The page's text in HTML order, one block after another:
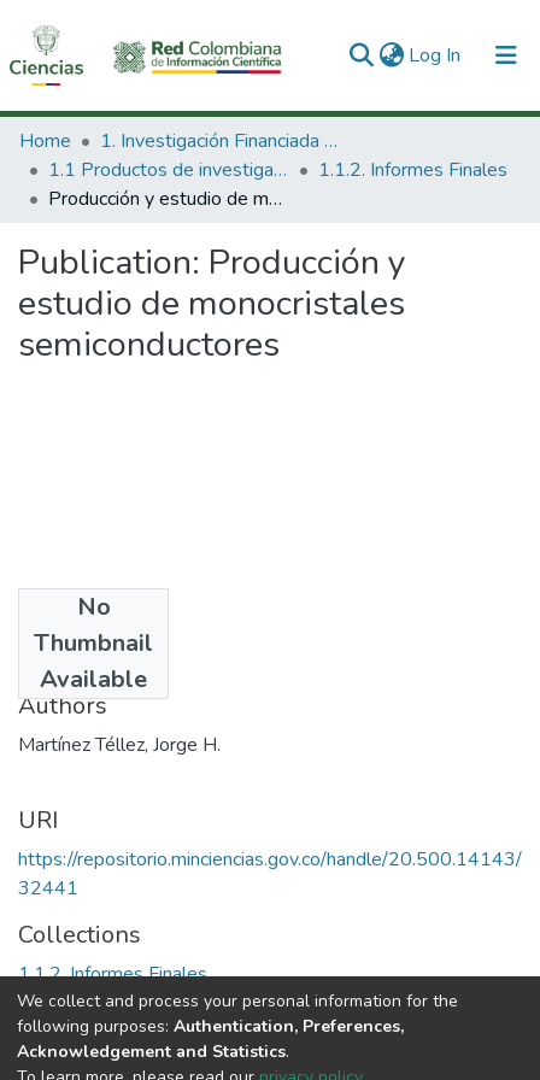
Log In (current)
Communities & Collections
All of DSpace
Home
1. Investigación Financiada con Recursos Públicos
1.1 Productos de investigación
1.1.2. Informes Finales
Producción y estudio de monocristales semiconductores
Publication: Producción y
estudio de monocristales
semiconductores
No
Thumbnail
Available
1999
Authors
Martínez Téllez, Jorge H.
URI
https://repositorio.minciencias.gov.co/handle/20.500.14143/
32441
Collections
1.1.2. Informes Finales
Full item page
We collect and process your personal information for the
following purposes: Authentication, Preferences,
Acknowledgement and Statistics.